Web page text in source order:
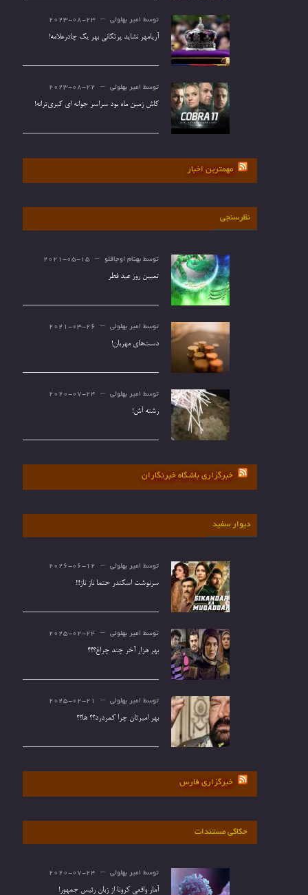
توسط امیر بهلولی 2023-08-23
آریامهر نشاید پرتکانی بهر یک چادرعلامه!
توسط امیر بهلولی 2023-08-22
کاش زمین ماه بود سراسر جوانه ای کبری‌ترانه!
مهمترین اخبار
نظرسنجی
توسط بهنام اوجاقلو 2021-05-15
تعیین روز عید فطر
توسط امیر بهلولی 2021-03-26
دست‌های مهربان!
توسط امیر بهلولی 2020-07-24
رشته آش!
خبرگزاری باشگاه خبرنگاران
دیوار سفید
توسط امیر بهلولی 2026-06-12
سرنوشت اسکندر حتما ناز ناز!!!
توسط امیر بهلولی 2025-02-24
بهر هزار آخر چند چراغ؟؟؟
توسط امیر بهلولی 2025-02-21
بهر امیرتان چرا کمردرد؟؟ ها؟؟
خبرگزاری فارس
حکاکی مستندات
توسط امیر بهلولی 2020-07-24
آمار واقعی کرونا از زبان رئیس جمهور!